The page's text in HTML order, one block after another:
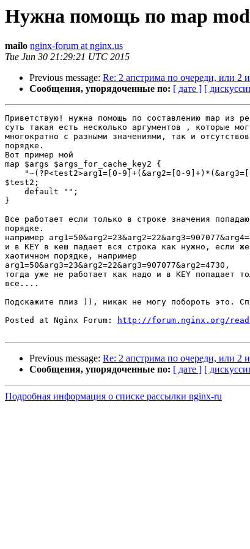
Нужна помощь по map
mailo nginx-forum at nginx.us
Tue Jun 30 21:29:21 UTC 2015
Previous message: Re: 2 апстрима по очереди, или 2
Сообщения, упорядоченные по: [ дате ] [
Приветствую! нужна помощь по составлению map из
суть такая есть несколько аргументов , которые
многократно с разными значениями, так и
порядке.
Вот пример мой
map $args $args_for_cache_key2 {
$test2;
}
Все работает если только в строке значения
порядке.
например
и в KEY в кеш падает вся строка как нужно, если
хаотичном порядке, например
arg1=50&arg3=23&arg2=22&arg3=907077&arg2=4730,
тогда уже не работает как надо и в KEY попадает
все....
Подскажите плиз )), никак не могу побороть это.
Posted at Nginx Forum:
http://forum.nginx.org/
Previous message: Re: 2 апстрима по очереди, или 2
Сообщения, упорядоченные по: [ дате ] [
Подробная информация о списке рассылки nginx-ru